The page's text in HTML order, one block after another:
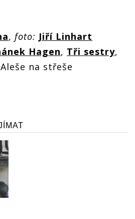
, foto: Jiří Linhart
Hagen, Tři sestry,
na střeše